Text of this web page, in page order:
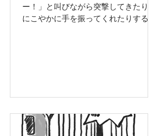
ー！」と叫びながら突撃してきたり、
にこやかに手を振ってくれたりする。